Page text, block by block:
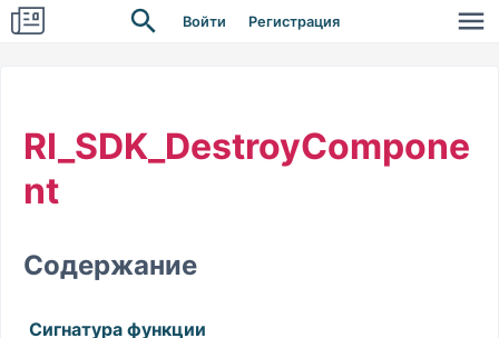
Войти Регистрация
RI_SDK_DestroyCompone
nt
Содержание
Сигнатура функции